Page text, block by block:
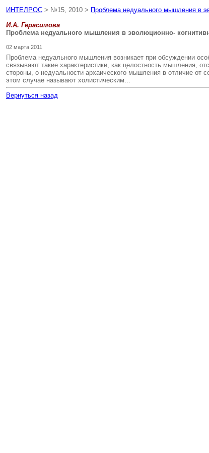
ИНТЕЛРОС > №15, 2010 > Проблема недуального мышления в
И.А. Герасимова
Проблема недуального мышления в эволюционно-
02 марта 2011
Проблема недуального мышления возникает при обсуждении
связывают такие характеристики, как целостность мышления,
стороны, о недуальности архаического мышления в отличие от
этом случае называют холистическим...
Вернуться назад